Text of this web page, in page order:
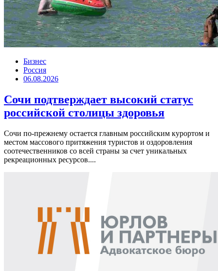
Бизнес
Россия
06.08.2026
Сочи подтверждает высокий статус
российской столицы здоровья
Сочи по-прежнему остается главным российским курортом и
местом массового притяжения туристов и оздоровления
соотечественников со всей страны за счет уникальных
рекреационных ресурсов....